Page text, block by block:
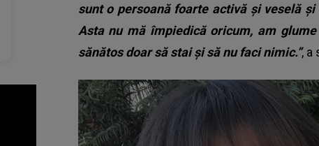
sunt o persoană foarte activă și veselă
Asta nu mă împiedică oricum, am
sănătos doar să stai și să nu faci nimic.”, a